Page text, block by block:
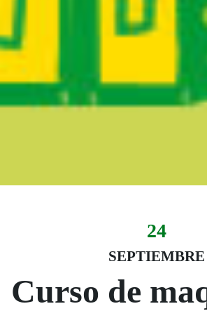
Fecha del
24
SEPTIEMBRE
24 septiembre
Curso de